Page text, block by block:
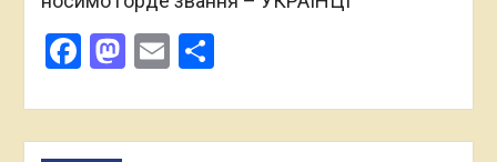
Facebook
Mastodon
EmailПоділитися